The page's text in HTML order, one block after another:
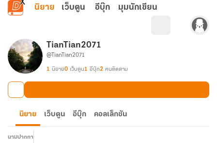
ข้ามไปยังเนื้อหาหลัก
นิยาย เว็บตูน อีบุ๊ก มุมนักเขียน
TianTian2071
@TianTian2071
1 นิยาย0 เว็บตูน1 อีบุ๊ก2 คนติดตาม
นิยาย เว็บตูน อีบุ๊ก คอลเล็กชัน
นามปากกา